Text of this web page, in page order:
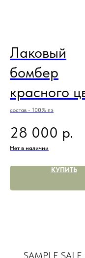
Лаковый
бомбер
красного
состав - 100% пэ
28 000 р.
Нет в наличии
КУПИТЬ
SAMPLE